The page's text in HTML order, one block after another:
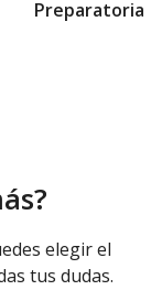
Preparatoria
elegir el
tus dudas.